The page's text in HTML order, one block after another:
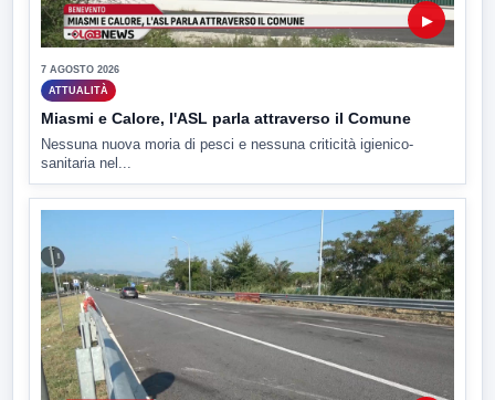
▶
7 AGOSTO 2026
ATTUALITÀ
Miasmi e Calore, l'ASL parla attraverso il Comune
Nessuna nuova moria di pesci e nessuna criticità igienico-
sanitaria nel...